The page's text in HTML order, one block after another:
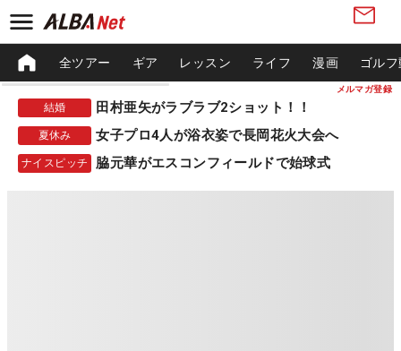
メルマガ登録
全ツアー ギア レッスン ライフ 漫画 ゴル
結婚 田村亜矢がラブラブ2ショット！！
夏休み 女子プロ4人が浴衣姿で長岡花火大会へ
ナイスピッチ 脇元華がエスコンフィールドで始球式